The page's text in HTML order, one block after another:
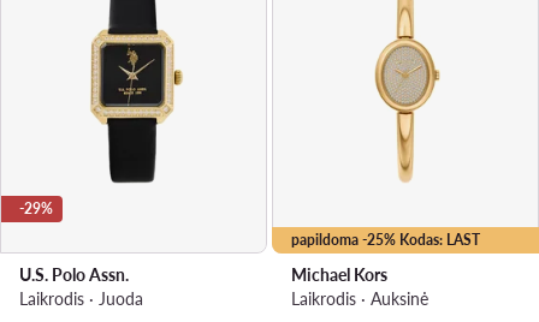
-29%
U.S. Polo Assn.
Laikrodis · Juoda
papildoma -25% Kodas: LAST
Michael Kors
Laikrodis · Auksinė